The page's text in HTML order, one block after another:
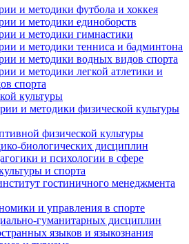
и методики футбола и хоккея
и методики единоборств
и методики гимнастики
и методики тенниса и бадминтона
и методики водных видов спорта
и методики легкой атлетики и
спорта
культуры
и методики физической культуры
физической культуры
биологических дисциплин
и психологии в сфере
и спорта
гостиничного менеджмента
и управления в спорте
гуманитарных дисциплин
языков и языкознания